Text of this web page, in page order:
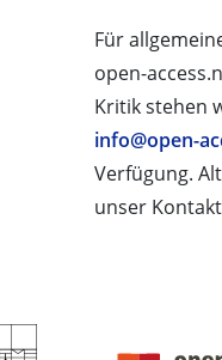
Für
open-
Kritik stehen
info@open-
Verfügung.
unser